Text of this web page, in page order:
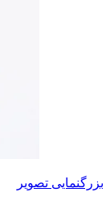
بزرگنمایی تصویر